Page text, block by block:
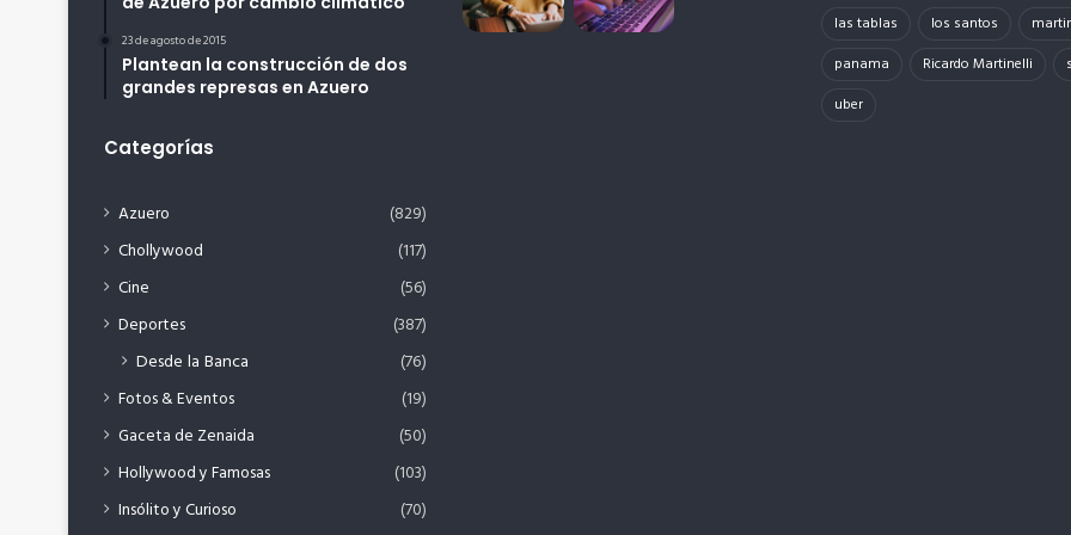
23 de agosto de 2015
Plantean la construcción de dos
grandes represas en Azuero
Categorías
Azuero
(829)
Chollywood
(117)
Cine
(56)
Deportes
(387)
Desde la Banca (76)
Fotos & Eventos
(19)
Gaceta de Zenaida
(50)
Hollywood y Famosas
(103)
Insólito y Curioso
(70)
las tablas
los santos
panama
Ricardo Martinelli
uber